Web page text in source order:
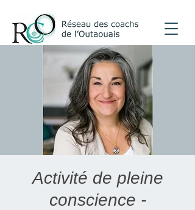
Activité de pleine
conscience -